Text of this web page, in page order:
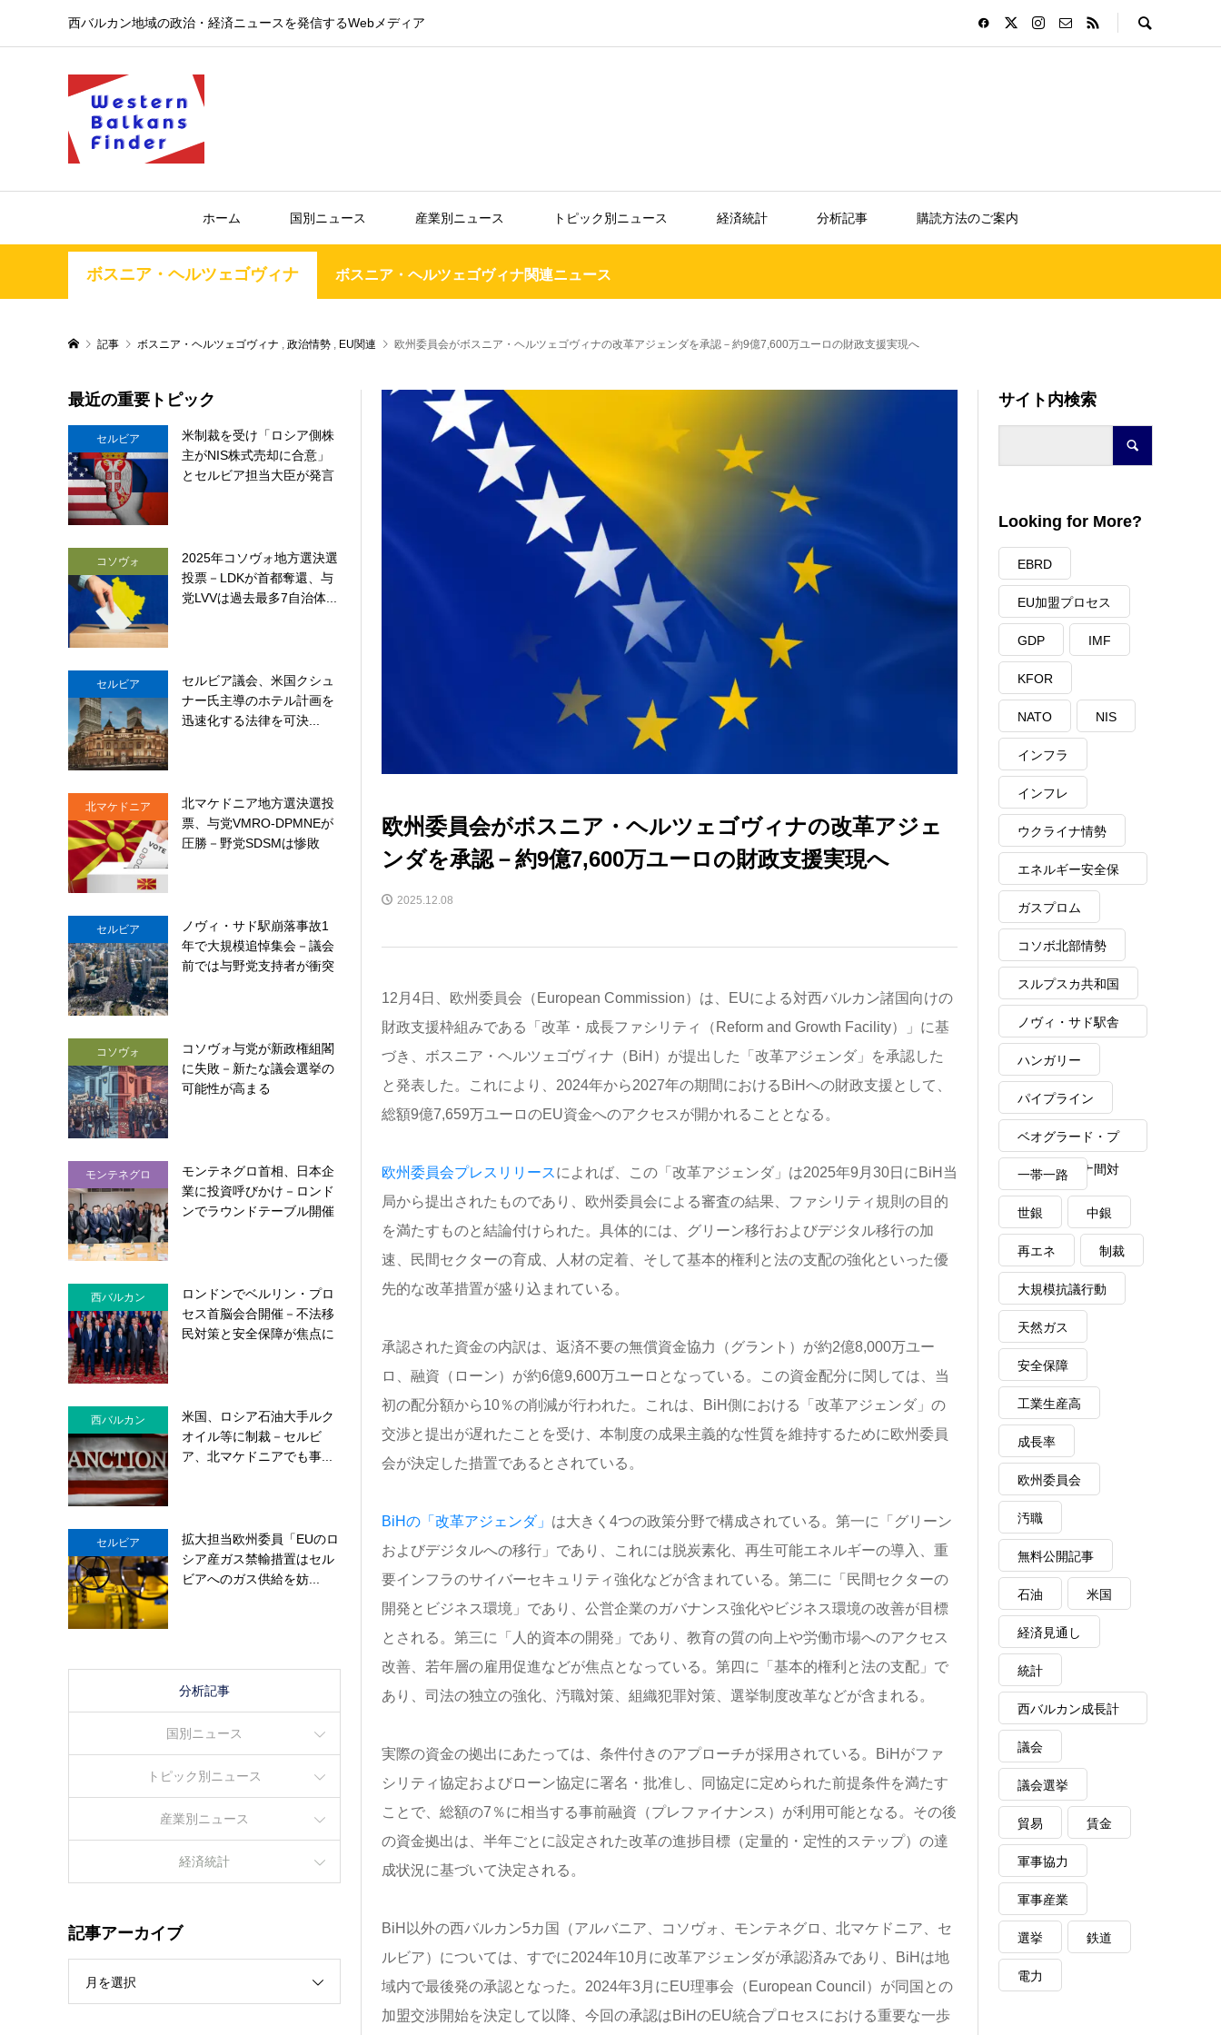
西バルカン地域の政治・経済ニュースを発信するWebメディア
ホーム 国別ニュース 産業別ニュース トピック別ニュース 経済統計 分析記事 購読方法のご案内
ボスニア・ヘルツェゴヴィナ ボスニア・ヘルツェゴヴィナ関連ニュース
記事 ボスニア・ヘルツェゴヴィナ 政治情勢 EU関連 欧州委員会がボスニア・ヘルツェゴヴィナの改革アジェンダを承認－約9億7,600万ユーロの財政支援実現へ
欧州委員会がボスニア・ヘルツェゴヴィナの改革アジェ
ンダを承認－約9億7,600万ユーロの財政支援実現へ
2025.12.08
12月4日、欧州委員会（European Commission）は、EUによる対西バルカン諸国向けの
財政支援枠組みである「改革・成長ファシリティ（Reform and Growth Facility）」に基
づき、ボスニア・ヘルツェゴヴィナ（BiH）が提出した「改革アジェンダ」を承認した
と発表した。これにより、2024年から2027年の期間におけるBiHへの財政支援として、
総額9億7,659万ユーロのEU資金へのアクセスが開かれることとなる。
欧州委員会プレスリリースによれば、この「改革アジェンダ」は2025年9月30日にBiH当
局から提出されたものであり、欧州委員会による審査の結果、ファシリティ規則の目的
を満たすものと結論付けられた。具体的には、グリーン移行およびデジタル移行の加
速、民間セクターの育成、人材の定着、そして基本的権利と法の支配の強化といった優
先的な改革措置が盛り込まれている。
承認された資金の内訳は、返済不要の無償資金協力（グラント）が約2億8,000万ユー
ロ、融資（ローン）が約6億9,600万ユーロとなっている。この資金配分に関しては、当
初の配分額から10％の削減が行われた。これは、BiH側における「改革アジェンダ」の
交渉と提出が遅れたことを受け、本制度の成果主義的な性質を維持するために欧州委員
会が決定した措置であるとされている。
BiHの「改革アジェンダ」 は大きく4つの政策分野で構成されている。第一に「グリーン
およびデジタルへの移行」であり、これには脱炭素化、再生可能エネルギーの導入、重
要インフラのサイバーセキュリティ強化などが含まれている。第二に「民間セクターの
開発とビジネス環境」であり、公営企業のガバナンス強化やビジネス環境の改善が目標
とされる。第三に「人的資本の開発」であり、教育の質の向上や労働市場へのアクセス
改善、若年層の雇用促進などが焦点となっている。第四に「基本的権利と法の支配」で
あり、司法の独立の強化、汚職対策、組織犯罪対策、選挙制度改革などが含まれる。
実際の資金の拠出にあたっては、条件付きのアプローチが採用されている。BiHがファ
シリティ協定およびローン協定に署名・批准し、同協定に定められた前提条件を満たす
ことで、総額の7％に相当する事前融資（プレファイナンス）が利用可能となる。その後
の資金拠出は、半年ごとに設定された改革の進捗目標（定量的・定性的ステップ）の達
成状況に基づいて決定される。
BiH以外の西バルカン5カ国（アルバニア、コソヴォ、モンテネグロ、北マケドニア、セ
ルビア）については、すでに2024年10月に改革アジェンダが承認済みであり、BiHは地
域内で最後発の承認となった。2024年3月にEU理事会（European Council）が同国との
加盟交渉開始を決定して以降、今回の承認はBiHのEU統合プロセスにおける重要な一歩
最近の重要トピック
セルビア
米制裁を受け「ロシア側株
主がNIS株式売却に合意」
とセルビア担当大臣が発言
コソヴォ
2025年コソヴォ地方選決選
投票－LDKが首都奪還、与
党LVVは過去最多7自治体...
セルビア
セルビア議会、米国クシュ
ナー氏主導のホテル計画を
迅速化する法律を可決...
北マケドニア
北マケドニア地方選決選投
票、与党VMRO-DPMNEが
圧勝－野党SDSMは惨敗
セルビア
ノヴィ・サド駅崩落事故1
年で大規模追悼集会－議会
前では与野党支持者が衝突
コソヴォ
コソヴォ与党が新政権組閣
に失敗－新たな議会選挙の
可能性が高まる
モンテネグロ
モンテネグロ首相、日本企
業に投資呼びかけ－ロンド
ンでラウンドテーブル開催
西バルカン
ロンドンでベルリン・プロ
セス首脳会合開催－不法移
民対策と安全保障が焦点に
西バルカン
米国、ロシア石油大手ルク
オイル等に制裁－セルビ
ア、北マケドニアでも事...
セルビア
拡大担当欧州委員「EUのロ
シア産ガス禁輸措置はセル
ビアへのガス供給を妨...
分析記事
国別ニュース
トピック別ニュース
産業別ニュース
経済統計
記事アーカイブ
月を選択
サイト内検索
Looking for More?
EBRD
EU加盟プロセス
GDP IMF
KFOR
NATO NIS
インフラ
インフレ
ウクライナ情勢
エネルギー安全保
障
ガスプロム
コソボ北部情勢
スルプスカ共和国
ノヴィ・サド駅舎
崩落事故
ハンガリー
パイプライン
ベオグラード・プ
リシュティナ間対
話
一帯一路
世銀 中銀
再エネ 制裁
大規模抗議行動
天然ガス
安全保障
工業生産高
成長率
欧州委員会
汚職
無料公開記事
石油 米国
経済見通し
統計
西バルカン成長計
画
議会
議会選挙
貿易 賃金
軍事協力
軍事産業
選挙 鉄道
電力